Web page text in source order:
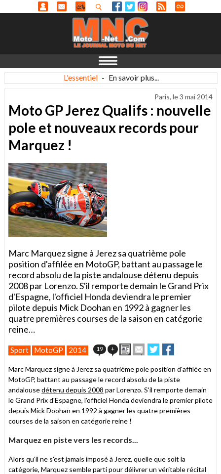
L'essentiel - En savoir plus...
Paris, le3 mai 2014
Moto GP Jerez Qualifs : nouvelle
pole et nouveaux records pour
Marquez !
Marc Marquez signe à Jerez sa quatrième pole
position d'affilée en MotoGP, battant au passage le
record absolu de la piste andalouse détenu depuis
2008 par Lorenzo. S'il remporte demain le Grand Prix
d'Espagne, l'officiel Honda deviendra le premier
pilote depuis Mick Doohan en 1992 à gagner les
quatre premières courses de la saison en catégorie
reine…
Sport MotoGP 2014 19 + ImprimerEnvoyer
cet
à
un
ami
Partager
sur
sur
Marc Marquez signe à Jerez sa quatrième pole position d'affilée en
MotoGP, battant au passage le record absolu de la piste
andalousedétenu depuis 2008 par Lorenzo. S'il remporte demain
le Grand Prix d'Espagne, l'officiel Honda deviendra le premier pilote
depuis Mick Doohan en 1992 à gagner les quatre premières
courses de la saison en catégorie reine !
Marquez en piste vers les records...
Alors qu'il ne s'est jamais imposé à Jerez, quelle que soit la
catégorie, Marquez semble parti pour délivrer un véritable récital